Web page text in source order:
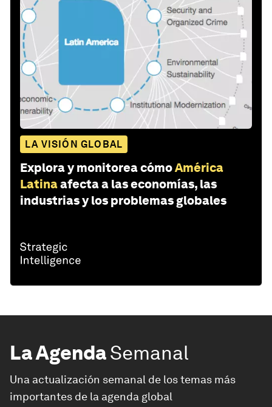
LA VISIÓN GLOBAL
Explora y monitorea cómoAmérica
Latinaafecta a las economías, las
industrias y los problemas globales
La AgendaSemanal
Una actualización semanal de los temas más
importantes de la agenda global